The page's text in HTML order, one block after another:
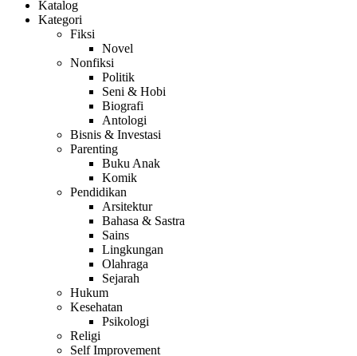
Katalog
Kategori
Fiksi
Novel
Nonfiksi
Politik
Seni & Hobi
Biografi
Antologi
Bisnis & Investasi
Parenting
Buku Anak
Komik
Pendidikan
Arsitektur
Bahasa & Sastra
Sains
Lingkungan
Olahraga
Sejarah
Hukum
Kesehatan
Psikologi
Religi
Self Improvement